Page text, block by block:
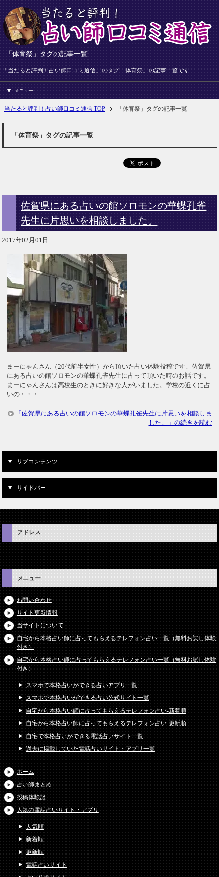
「体育祭」タグの記事一覧
「当たると評判！占い師口コミ通信」のタグ「体育祭」の記事一覧です
メニュー
当たると評判！占い師口コミ通信 TOP 「体育祭」タグの記事一覧
「体育祭」タグの記事一覧
佐賀県にある占いの館ソロモンの華蝶孔雀
先生に片思いを相談しました。
2017年02月01日
まーにゃんさん（20代前半女性）から頂いた占い体験投稿です。佐賀県
にある占いの館ソロモンの華蝶孔雀先生に占って頂いた時のお話です。
まーにゃんさんは高校生のときに好きな人がいました。学校の近くに占
いの・・・
「佐賀県にある占いの館ソロモンの華蝶孔雀先生に片思いを相談しま
した。」の続きを読む
サブコンテンツ
サイドバー
アドレス
メニュー
お問い合わせ
サイト更新情報
当サイトについて
自宅から本格占い師に占ってもらえるテレフォン占い一覧（無料お試し体験
付き）
自宅から本格占い師に占ってもらえるテレフォン占い一覧（無料お試し体験
付き）
スマホで本格占いができる占いアプリ一覧
スマホで本格占いができる占い公式サイト一覧
自宅から本格占い師に占ってもらえるテレフォン占い-新着順
自宅から本格占い師に占ってもらえるテレフォン占い-更新順
自宅で本格占いができる電話占いサイト一覧
過去に掲載していた電話占いサイト・アプリ一覧
ホーム
占い師まとめ
投稿体験談
人気の電話占いサイト・アプリ
人気順
新着順
更新順
電話占いサイト